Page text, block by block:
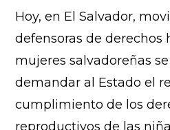
Hoy, en El Salvador,
defensoras de derechos
mujeres salvadoreñas
demandar al Estado el
cumplimiento de los
reproductivos de las